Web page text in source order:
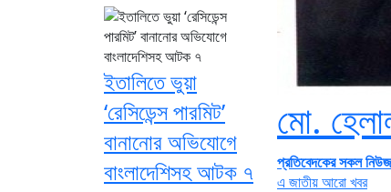
মো.
প্রতিবেদকের সকল নিউজ
এ জাতীয় আরো খবর
ইতালিতে ভুয়া
‘রেসিডেন্স পারমিট’
বানানোর অভিযোগে
বাংলাদেশিসহ আটক ৭